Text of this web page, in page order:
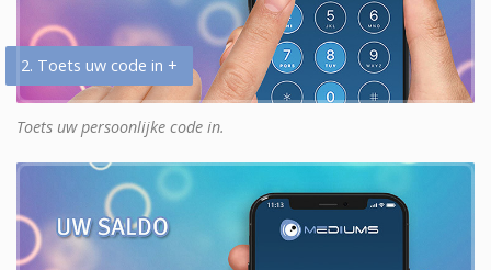
2. Toets uw code in +
Toets uw persoonlijke code in.